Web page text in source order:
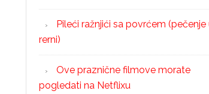
Pileći ražnjići sa povrćem (pečenje
rerni)
Ove praznične filmove morate
pogledati na Netflixu